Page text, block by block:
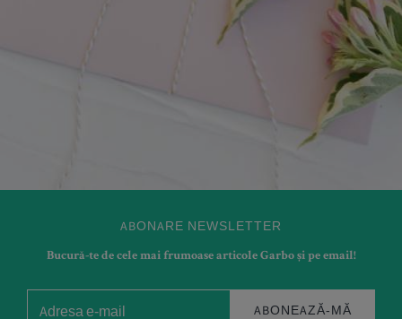
ABONARE NEWSLETTER
Bucură-te de cele mai frumoase articole Garbo și pe email!
ABONEAZĂ-MĂ